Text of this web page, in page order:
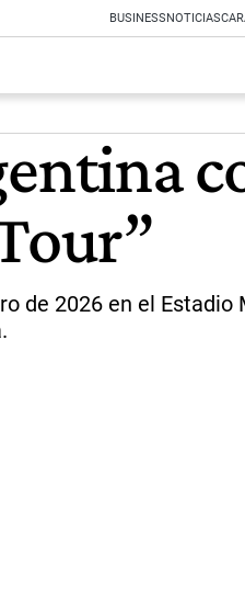
BUSINESSNOTICIAS
2026 en el Estadio